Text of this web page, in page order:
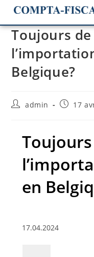
Toujours de
Belgique?
admin 17
Toujours
en
17.04.2024